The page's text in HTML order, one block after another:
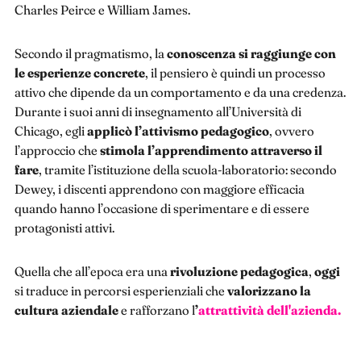
Charles Peirce e William James.
Secondo il pragmatismo, la conoscenza si raggiunge con
le esperienze concrete, il pensiero è quindi un processo
attivo che dipende da un comportamento e da una credenza.
Durante i suoi anni di insegnamento all’Università di
Chicago, egliapplicò l’attivismo pedagogico, ovvero
l’approccio che stimola l’apprendimento attraverso il
fare, tramite l’istituzione della scuola-laboratorio: secondo
Dewey, i discenti apprendono con maggiore efficacia
quando hanno l’occasione di sperimentare e di essere
protagonisti attivi.
Quella che all’epoca era una rivoluzione pedagogica, oggi
si traduce in percorsi esperienziali che valorizzano la
cultura aziendalee rafforzano l’attrattività dell'azienda.